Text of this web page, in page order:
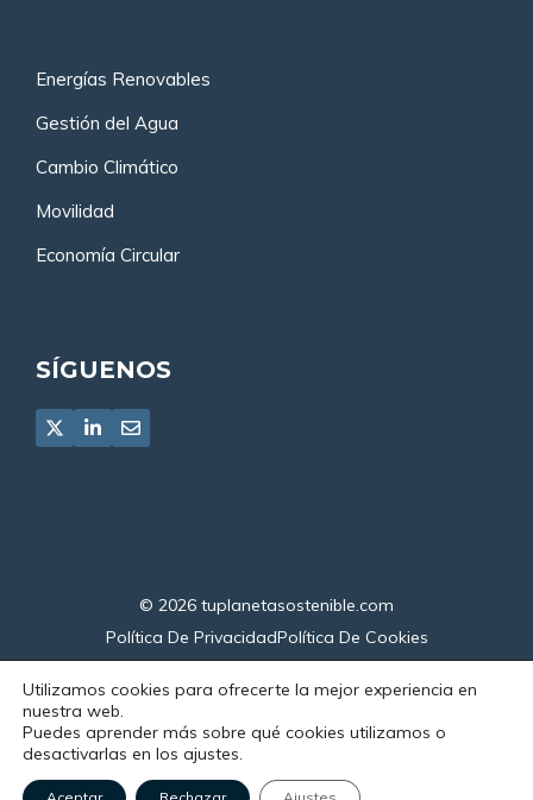
Energías Renovables
Gestión del Agua
Cambio Climático
Movilidad
Economía Circular
SÍGUENOS
© 2026 tuplanetasostenible.com
Política De PrivacidadPolítica De Cookies
Utilizamos cookies para ofrecerte la mejor experiencia en
nuestra web.
Puedes aprender más sobre qué cookies utilizamos o
desactivarlas en los ajustes.